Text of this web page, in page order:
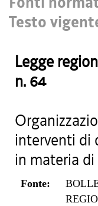
Testo
Legge
n. 64
interventi di
in materia
Fonte: